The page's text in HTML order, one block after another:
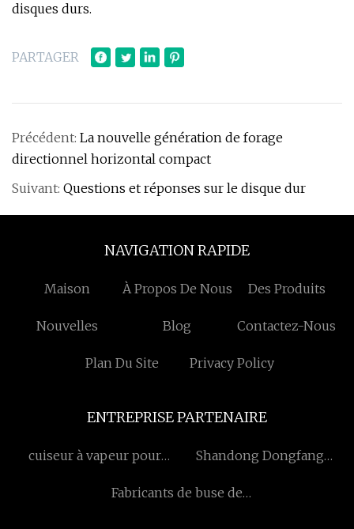
disques durs.
PARTAGER
Précédent: La nouvelle génération de forage
directionnel horizontal compact
Suivant: Questions et réponses sur le disque dur
NAVIGATION RAPIDE
Maison À Propos De Nous Des Produits
Nouvelles Blog Contactez-Nous
Plan Du Site Privacy Policy
ENTREPRISE PARTENAIRE
cuiseur à vapeur pour
Chine
Shandong Dongfang
Stationnement
Fabricants de buse de